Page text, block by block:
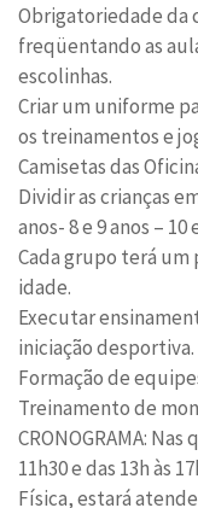
Obrigatoriedade da
freqüentando as
escolinhas.
Criar um uniforme
os treinamentos e
Camisetas das
Dividir as crianças
anos- 8 e 9 anos – 10
Cada grupo terá
idade.
Executar
iniciação desportiva.
Formação de
Treinamento de
CRONOGRAMA:
11h30 e das 13h às
Física, estará